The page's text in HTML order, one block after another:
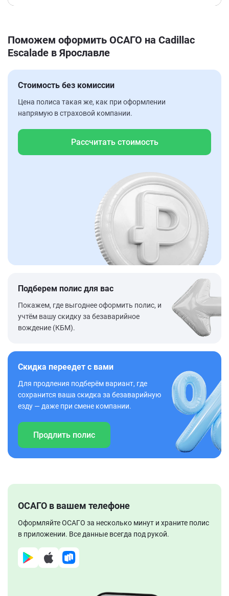
Поможем оформить ОСАГО на Cadillac
Escalade в Ярославле
Стоимость без комиссии
Цена полиса такая же, как при оформлении
напрямую в страховой компании.
Рассчитать стоимость
Подберем полис для вас
Покажем, где выгоднее оформить полис, и
учтём вашу скидку за безаварийное
вождение (КБМ).
Скидка переедет с вами
Для продления подберём вариант, где
сохранится ваша скидка за безаварийную
езду — даже при смене компании.
Продлить полис
ОСАГО в вашем телефоне
Оформляйте ОСАГО за несколько минут и храните полис
в приложении. Все данные всегда под рукой.